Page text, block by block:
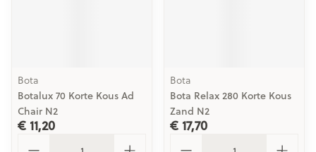
Bota
Botalux 70 Korte Kous Ad
Chair N2
€ 11,20
Bota
Bota Relax 280 Korte Kous
Zand N2
€ 17,70